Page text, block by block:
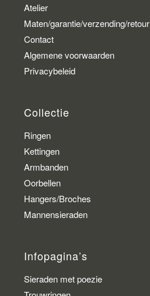
Atelier
Maten/garantie/verzending/retour
Contact
Algemene voorwaarden
Privacybeleid
Collectie
Ringen
Kettingen
Armbanden
Oorbellen
Hangers/Broches
Mannensieraden
Infopagina’s
Sieraden met poezie